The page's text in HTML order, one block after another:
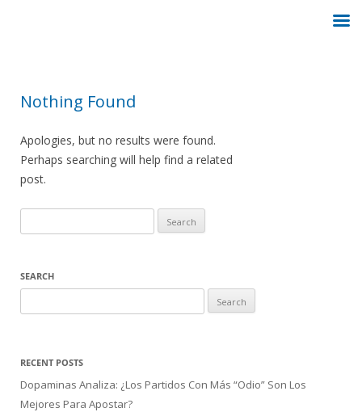
Nothing Found
Apologies, but no results were found.
Perhaps searching will help find a related
post.
for:
SEARCH
for:
RECENT POSTS
Dopaminas Analiza: ¿Los Partidos Con Más “Odio” Son Los
Mejores Para Apostar?